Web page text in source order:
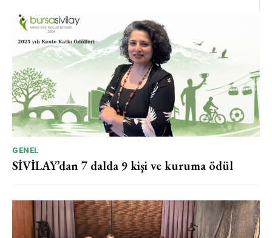
GENEL
SİVİLAY’dan 7 dalda 9 kişi ve kuruma ödül